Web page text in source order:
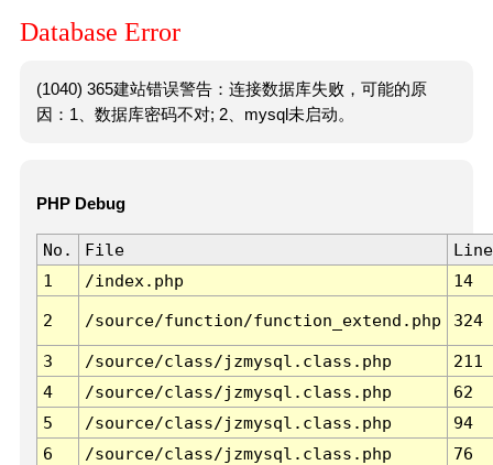
Database Error
(1040) 365建站错误警告：连接数据库失败，可能的原
因：1、数据库密码不对; 2、mysql未启动。
PHP Debug
No. File
Line
1
/index.php 14
2 /source/function/function_extend.php 324
3 /source/class/jzmysql.class.php
211
4
/source/class/jzmysql.class.php
62
5
/source/class/jzmysql.class.php
94
6
/source/class/jzmysql.class.php 76